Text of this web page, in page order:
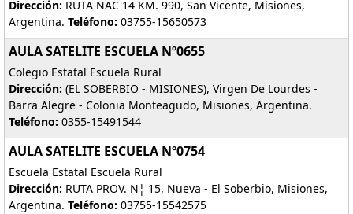
Dirección: RUTA NAC 14 KM. 990, San Vicente, Misiones,
Argentina. Teléfono: 03755-15650573
AULA SATELITE ESCUELA Nº0655
Colegio Estatal Escuela Rural
Dirección: (EL SOBERBIO - MISIONES), Virgen De Lourdes -
Barra Alegre - Colonia Monteagudo, Misiones, Argentina.
Teléfono: 0355-15491544
AULA SATELITE ESCUELA Nº0754
Escuela Estatal Escuela Rural
Dirección: RUTA PROV. N¦ 15, Nueva - El Soberbio, Misiones,
Argentina. Teléfono: 03755-15542575